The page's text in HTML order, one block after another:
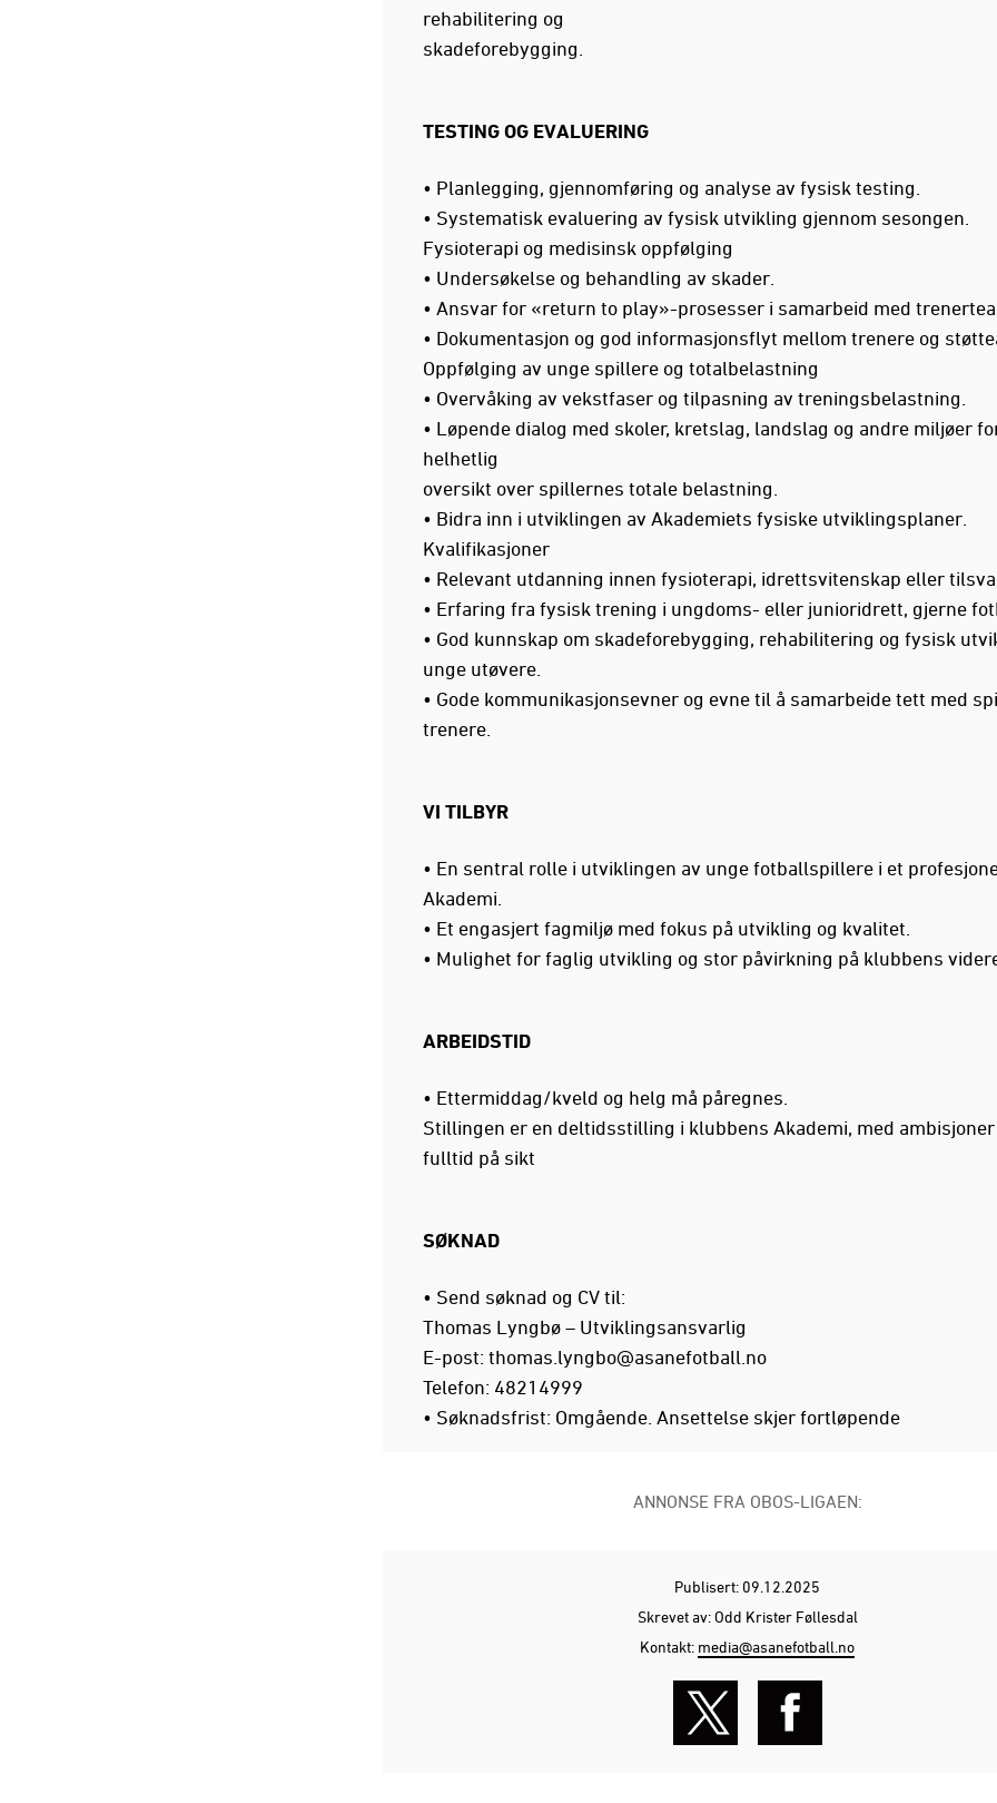
rehabilitering og
skadeforebygging.
TESTING OG EVALUERING
• Planlegging, gjennomføring og analyse av fysisk testing.
• Systematisk evaluering av fysisk utvikling gjennom sesongen.
Fysioterapi og medisinsk oppfølging
• Undersøkelse og behandling av skader.
• Ansvar for «return to play»-prosesser i samarbeid med
• Dokumentasjon og god informasjonsflyt mellom trenere og
Oppfølging av unge spillere og totalbelastning
• Overvåking av vekstfaser og tilpasning av treningsbelastning.
• Løpende dialog med skoler, kretslag, landslag og andre miljøer
helhetlig
oversikt over spillernes totale belastning.
• Bidra inn i utviklingen av Akademiets fysiske utviklingsplaner.
Kvalifikasjoner
• Relevant utdanning innen fysioterapi, idrettsvitenskap eller
• Erfaring fra fysisk trening i ungdoms- eller junioridrett, gjerne
• God kunnskap om skadeforebygging, rehabilitering og fysisk
unge utøvere.
• Gode kommunikasjonsevner og evne til å samarbeide tett med
trenere.
VI TILBYR
• En sentral rolle i utviklingen av unge fotballspillere i et
Akademi.
• Et engasjert fagmiljø med fokus på utvikling og kvalitet.
• Mulighet for faglig utvikling og stor påvirkning på klubbens
ARBEIDSTID
• Ettermiddag/kveld og helg må påregnes.
Stillingen er en deltidsstilling i klubbens Akademi, med ambisjoner
fulltid på sikt
SØKNAD
• Send søknad og CV til:
Thomas Lyngbø – Utviklingsansvarlig
E-post: thomas.lyngbo@asanefotball.no
Telefon: 48214999
• Søknadsfrist: Omgående. Ansettelse skjer fortløpende
ANNONSE FRA OBOS-LIGAEN:
Publisert: 09.12.2025
Skrevet av: Odd Krister Føllesdal
Kontakt: media@asanefotball.no